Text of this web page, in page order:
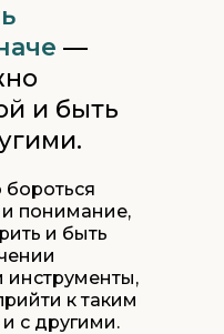
понимание,
и быть
инструменты,
к таким
с другими.
—
и быть